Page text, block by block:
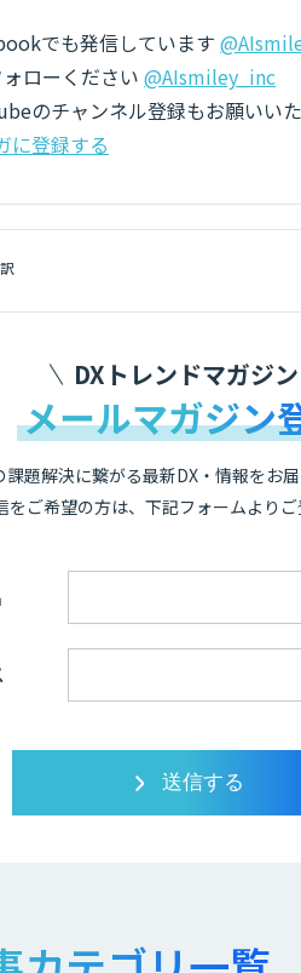
でも発信しています
ォローください @AIsmiley_inc
のチャンネル登録もお願いい
に登録する
DXトレンドマガジン
メールマガジン
課題解決に繋がる最新DX・情報をお届
をご希望の方は、下記フォームよりご